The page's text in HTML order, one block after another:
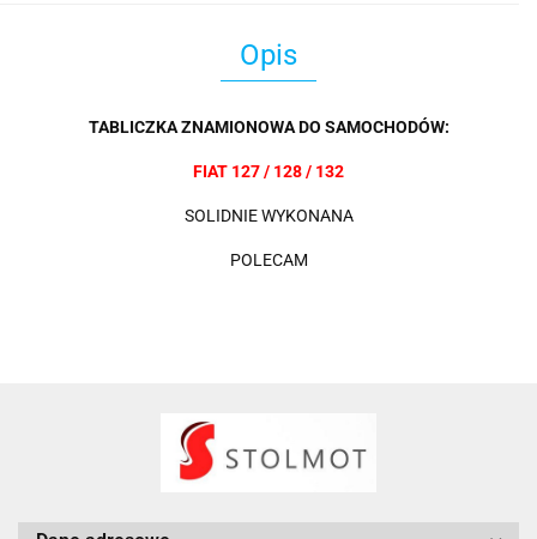
Opis
TABLICZKA ZNAMIONOWA DO SAMOCHODÓW:
FIAT 127 / 128 / 132
SOLIDNIE WYKONANA
POLECAM